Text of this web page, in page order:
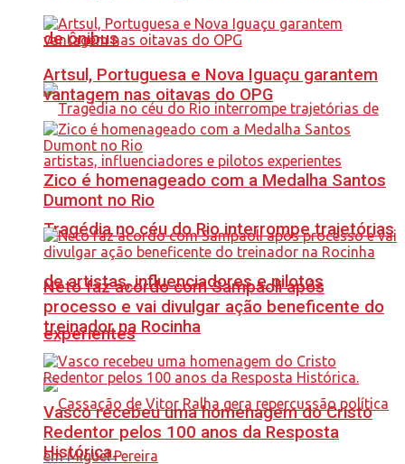
de ônibus
Tragédia no céu do Rio interrompe trajetórias
de artistas, influenciadores e pilotos
experientes
Artsul, Portuguesa e Nova Iguaçu garantem
vantagem nas oitavas do OPG
Zico é homenageado com a Medalha Santos
Dumont no Rio
Neto faz acordo com Sampaoli após
processo e vai divulgar ação beneficente do
treinador na Rocinha
Vasco recebeu uma homenagem do Cristo
Redentor pelos 100 anos da Resposta
Histórica.